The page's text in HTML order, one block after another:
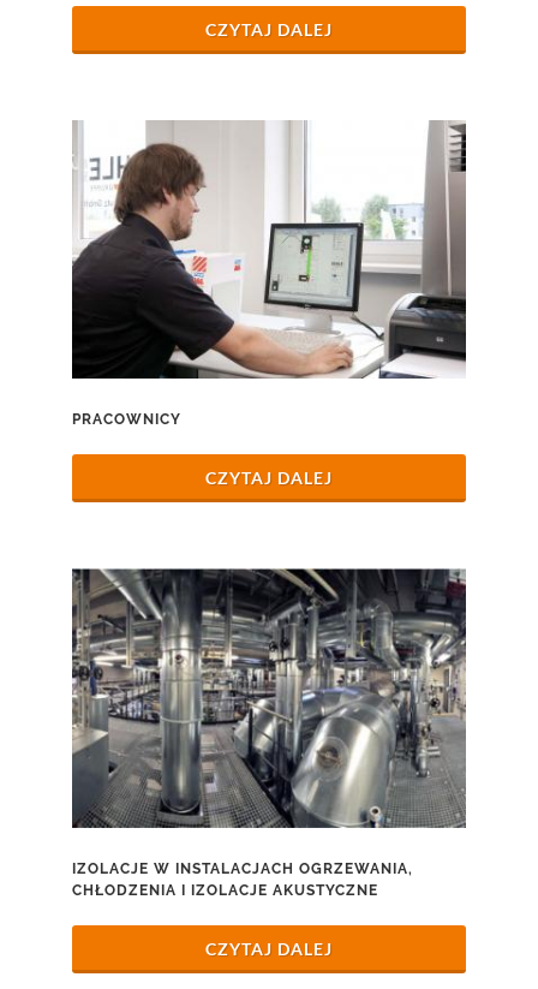
CZYTAJ DALEJ
PRACOWNICY
CZYTAJ DALEJ
IZOLACJE W INSTALACJACH OGRZEWANIA,
CHŁODZENIA I IZOLACJE AKUSTYCZNE
CZYTAJ DALEJ